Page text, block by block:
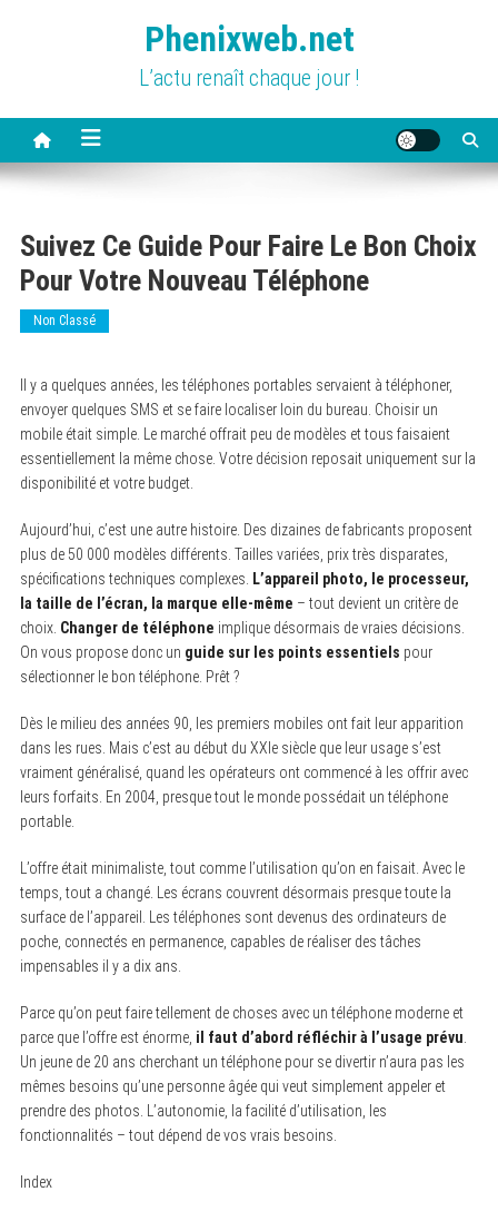
Phenixweb.net
L’actu renaît chaque jour !
Suivez Ce Guide Pour Faire Le Bon Choix
Pour Votre Nouveau Téléphone
Non Classé
Il y a quelques années, les téléphones portables servaient à téléphoner,
envoyer quelques SMS et se faire localiser loin du bureau. Choisir un
mobile était simple. Le marché offrait peu de modèles et tous faisaient
essentiellement la même chose. Votre décision reposait uniquement sur la
disponibilité et votre budget.
Aujourd’hui, c’est une autre histoire. Des dizaines de fabricants proposent
plus de 50 000 modèles différents. Tailles variées, prix très disparates,
spécifications techniques complexes.
L’appareil photo, le processeur,
la taille de l’écran, la marque elle-même – tout devient un critère de
choix. Changer de téléphone implique désormais de vraies décisions.
On vous propose donc un guide sur les points essentiels pour
sélectionner le bon téléphone. Prêt ?
Dès le milieu des années 90, les premiers mobiles ont fait leur apparition
dans les rues. Mais c’est au début du XXIe siècle que leur usage s’est
vraiment généralisé, quand les opérateurs ont commencé à les offrir avec
leurs forfaits. En 2004, presque tout le monde possédait un téléphone
portable.
L’offre était minimaliste, tout comme l’utilisation qu’on en faisait. Avec le
temps, tout a changé. Les écrans couvrent désormais presque toute la
surface de l’appareil. Les téléphones sont devenus des ordinateurs de
poche, connectés en permanence, capables de réaliser des tâches
impensables il y a dix ans.
Parce qu’on peut faire tellement de choses avec un téléphone moderne et
parce que l’offre est énorme, il faut d’abord réfléchir à l’usage prévu
Un jeune de 20 ans cherchant un téléphone pour se divertir n’aura pas les
mêmes besoins qu’une personne âgée qui veut simplement appeler et
prendre des photos. L’autonomie, la facilité d’utilisation, les
fonctionnalités – tout dépend de vos vrais besoins.
Index